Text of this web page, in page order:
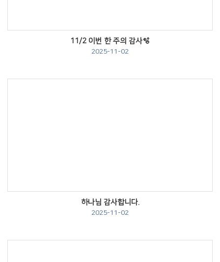
11/2 이번 한 주의 감사🫧
2025-11-02
하나님 감사합니다.
2025-11-02